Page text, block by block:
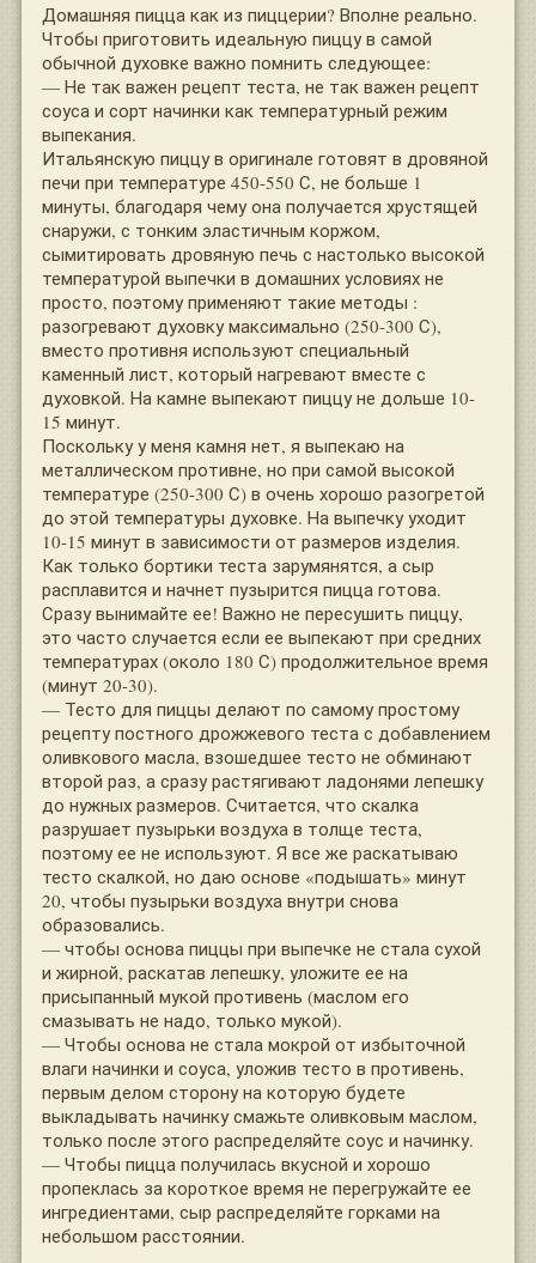
Домашняя пицца как из пиццерии? Вполне реально.
Чтобы приготовить идеальную пиццу в самой
обычной духовке важно помнить следующее:
— Не так важен рецепт теста, не так важен рецепт
соуса и сорт начинки как температурный режим
выпекания.
Итальянскую пиццу в оригинале готовят в дровяной
печи при температуре 450-550 С, не больше 1
минуты, благодаря чему она получается хрустящей
снаружи, с тонким эластичным коржом,
сымитировать дровяную печь с настолько высокой
температурой выпечки в домашних условиях не
просто, поэтому применяют такие методы :
разогревают духовку максимально (250-300 С),
вместо противня используют специальный
каменный лист, который нагревают вместе с
духовкой. На камне выпекают пиццу не дольше 10-
15 минут.
Поскольку у меня камня нет, я выпекаю на
металлическом противне, но при самой высокой
температуре (250-300 С) в очень хорошо разогретой
до этой температуры духовке. На выпечку уходит
10-15 минут в зависимости от размеров изделия.
Как только бортики теста зарумянятся, а сыр
расплавится и начнет пузырится пицца готова.
Сразу вынимайте ее! Важно не пересушить пиццу,
это часто случается если ее выпекают при средних
температурах (около 180 С) продолжительное время
(минут 20-30).
— Тесто для пиццы делают по самому простому
рецепту постного дрожжевого теста с добавлением
оливкового масла, взошедшее тесто не обминают
второй раз, а сразу растягивают ладонями лепешку
до нужных размеров. Считается, что скалка
разрушает пузырьки воздуха в толще теста,
поэтому ее не используют. Я все же раскатываю
тесто скалкой, но даю основе «подышать» минут
20, чтобы пузырьки воздуха внутри снова
образовались.
— чтобы основа пиццы при выпечке не стала сухой
и жирной, раскатав лепешку, уложите ее на
присыпанный мукой противень (маслом его
смазывать не надо, только мукой).
— Чтобы основа не стала мокрой от избыточной
влаги начинки и соуса, уложив тесто в противень,
первым делом сторону на которую будете
выкладывать начинку смажьте оливковым маслом,
только после этого распределяйте соус и начинку.
— Чтобы пицца получилась вкусной и хорошо
пропеклась за короткое время не перегружайте ее
ингредиентами, сыр распределяйте горками на
небольшом расстоянии.